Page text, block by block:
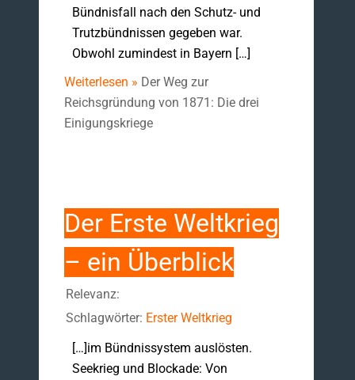
Bündnisfall nach den Schutz- und
Trutzbündnissen gegeben war.
Obwohl zumindest in Bayern […]
Weiterlesen » Der Weg zur
Reichsgründung von 1871: Die drei
Einigungskriege
Der Erste Weltkrieg
– ein Überblick
Relevanz:
Schlagwörter: Erster Weltkrieg
[…]im Bündnissystem auslösten.
Seekrieg und Blockade: Von